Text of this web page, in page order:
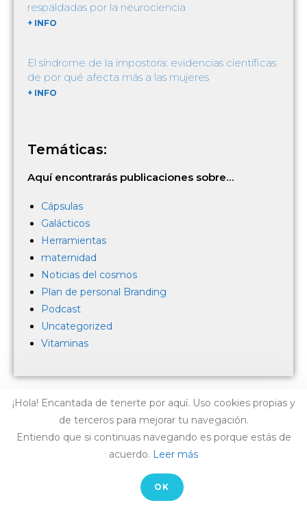
respaldadas por la neurociencia
+ INFO
El síndrome de la impostora: evidencias científicas
de por qué afecta más a las mujeres
+ INFO
Temáticas:
Aquí encontrarás publicaciones sobre…
Cápsulas
Galácticos
Herramientas
maternidad
Noticias del cosmos
Plan de personal Branding
Podcast
Uncategorized
Vitaminas
AVISO LEGAL
CONTACTO
© COPYRIGHT LAIA ARCONES
¡Hola! Encantada de tenerte por aquí. Uso cookies propias y
de terceros para mejorar tu navegación.
Entiendo que si continuas navegando es porque estás de
acuerdo. Leer más
OK